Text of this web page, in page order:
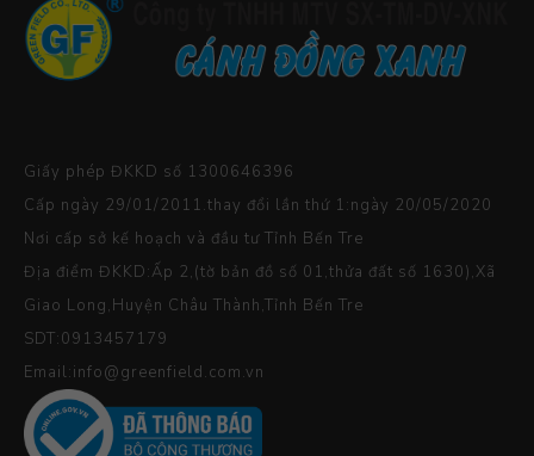
Giấy phép ĐKKD số 1300646396
Cấp ngày 29/01/2011.thay đổi lần thứ 1:ngày 20/05/2020
Nơi cấp sở kế hoạch và đầu tư Tỉnh Bến Tre
Địa điểm ĐKKD:Ấp 2,(tờ bản đồ số 01,thửa đất số 1630),Xã
Giao Long,Huyện Châu Thành,Tỉnh Bến Tre
SDT:0913457179
Email:info@greenfield.com.vn